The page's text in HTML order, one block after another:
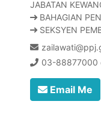
JABATAN
BAHAGIAN
SEKSYEN
03-88877000
Email Me